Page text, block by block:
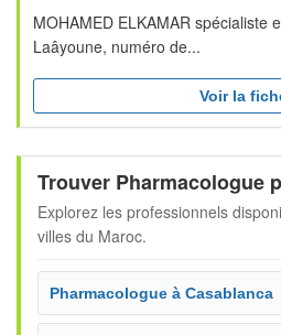
MOHAMED ELKAMAR spécialiste
Laâyoune, numéro de...
Voir la
Trouver Pharmacologue
Explorez les professionnels
villes du Maroc.
Pharmacologue à Casablanca